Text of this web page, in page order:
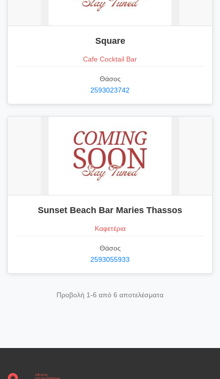
Square
Cafe Cocktail Bar
Θάσος
2593023742
Sunset Beach Bar Maries Thassos
Καφετέρια
Θάσος
2593055933
Προβολή 1-6 από 6 αποτελέσματα